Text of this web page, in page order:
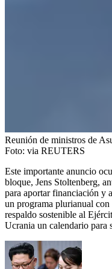
Reunión de ministros de
Foto: via REUTERS
Este importante anuncio
bloque, Jens Stoltenberg,
para aportar financiación y
un programa plurianual
respaldo sostenible al
Ucrania un calendario para